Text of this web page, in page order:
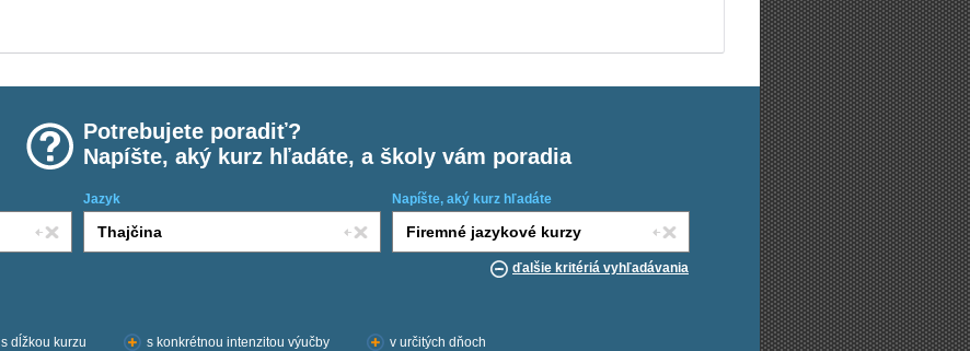
Potrebujete poradiť?
Napíšte, aký kurz hľadáte, a školy vám poradia
Jazyk Napíšte, aký kurz hľadáte
ďalšie kritériá vyhľadávania
s dĺžkou kurzu s konkrétnou intenzitou výučby v určitých dňoch